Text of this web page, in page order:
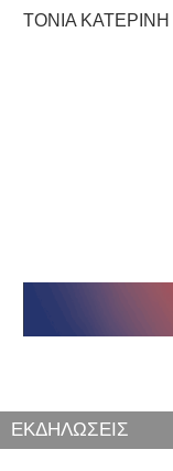
ΤΟΝΙΑ ΚΑΤΕΡΙΝΗ
ΕΚΔΗΛΩΣΕΙΣ